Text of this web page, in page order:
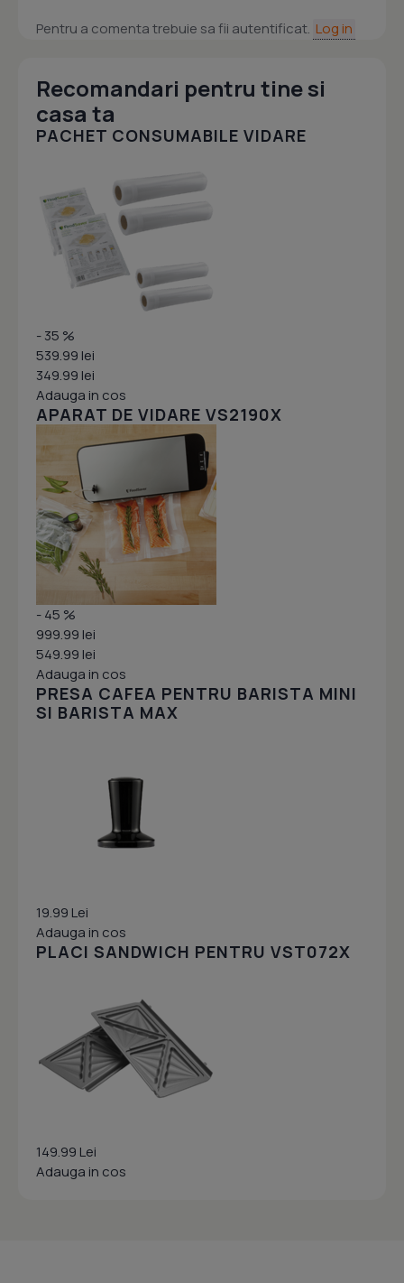
Pentru a comenta trebuie sa fii autentificat. Log in
Recomandari pentru tine si
casa ta
PACHET CONSUMABILE VIDARE
- 35 %
539.99 lei
349.99 lei
Adauga in cos
APARAT DE VIDARE VS2190X
- 45 %
999.99 lei
549.99 lei
Adauga in cos
PRESA CAFEA PENTRU BARISTA MINI
SI BARISTA MAX
19.99 Lei
Adauga in cos
PLACI SANDWICH PENTRU VST072X
149.99 Lei
Adauga in cos